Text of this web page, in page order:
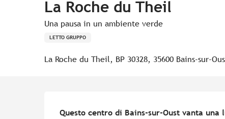
La Roche du Theil
Una pausa in un ambiente verde
LETTO GRUPPO
La Roche du Theil, BP 30328, 35600 Bains-sur-
Questo centro di Bains-sur-Oust vanta